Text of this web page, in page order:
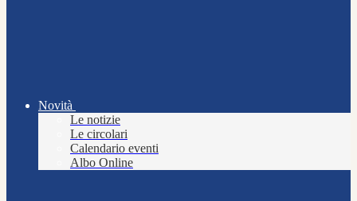
Novità
Le notizie
Le circolari
Calendario eventi
Albo Online